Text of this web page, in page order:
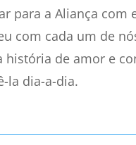
para a Aliança com
com cada um de
história de amor e
la dia-a-dia.